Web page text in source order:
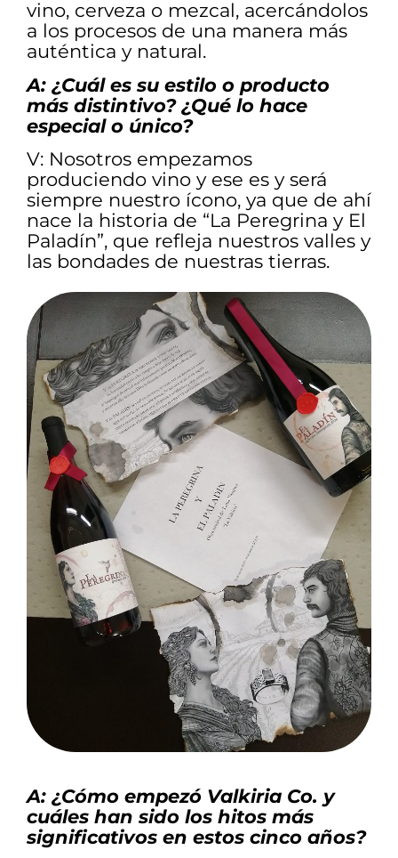
vino, cerveza o mezcal, acercándolos
a los procesos de una manera más
auténtica y natural.
A: ¿Cuál es su estilo o producto
más distintivo? ¿Qué lo hace
especial o único?
V: Nosotros empezamos
produciendo vino y ese es y será
siempre nuestro ícono, ya que de ahí
nace la historia de “La Peregrina y El
Paladín”, que refleja nuestros valles y
las bondades de nuestras tierras.
A: ¿Cómo empezó Valkiria Co. y
cuáles han sido los hitos más
significativos en estos cinco años?